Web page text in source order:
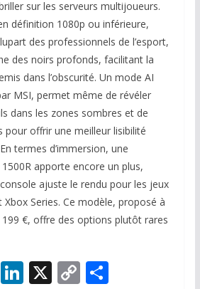
sur les serveurs multijoueurs.
définition 1080p ou inférieure,
des professionnels de l’esport,
des noirs profonds, facilitant la
dans l’obscurité. Un mode AI
MSI, permet même de révéler
dans les zones sombres et de
pour offrir une meilleur lisibilité
termes d’immersion, une
apporte encore un plus,
ajuste le rendu pour les jeux
Xbox Series. Ce modèle, proposé à
199 €, offre des options plutôt rares
Li X C P